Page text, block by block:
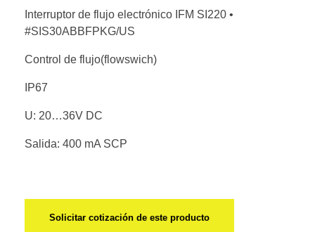
Interruptor de flujo electrónico IFM SI220 •
#SIS30ABBFPKG/US
Control de flujo(flowswich)
IP67
U: 20…36V DC
Salida: 400 mA SCP
Solicitar cotización de este producto